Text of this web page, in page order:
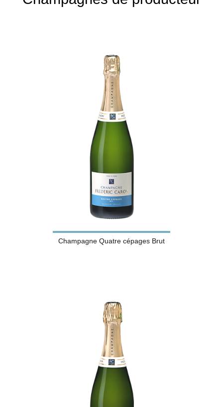
Champagne Quatre cépages Brut